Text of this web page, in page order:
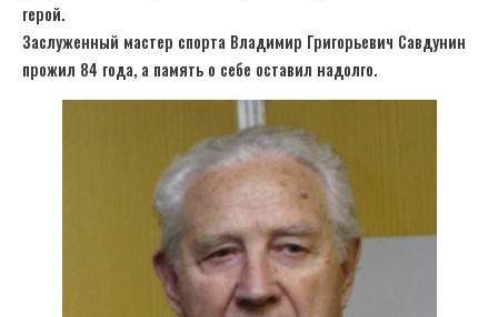
герой.
Заслуженный мастер спорта Владимир Григорьевич Савдунин
прожил 84 года, а память о себе оставил надолго.